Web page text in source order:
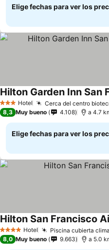
Elige fechas para ver los
3 Estrellas
Hotel Cerca del centro
Hilton Garden Inn
8,3 Muy bueno 4.108
Elige fechas para ver los
4 EstrellasHotel Piscina cubierta
Hilton San Francisco
8,0 Muy bueno 9.663